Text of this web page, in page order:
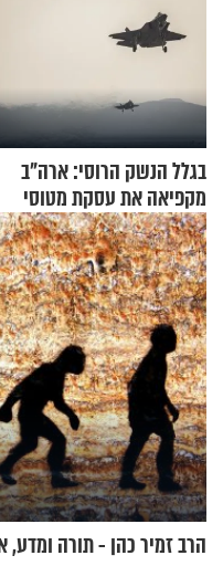
בגלל הנשק הרוסי: ארה"ב
מקפיאה את עסקת מטוסי
הקרב לטורקיה
הרב זמיר כהן - תורה ומדע,